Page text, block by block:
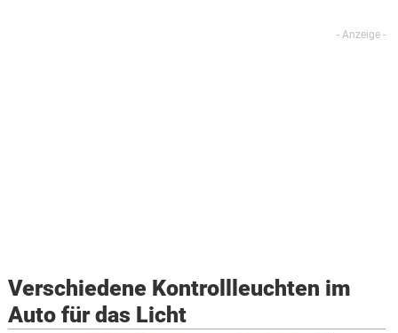
Verschiedene Kontrollleuchten im
Auto für das Licht